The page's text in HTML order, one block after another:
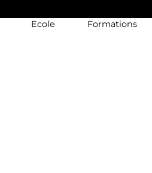
Ecole Formations